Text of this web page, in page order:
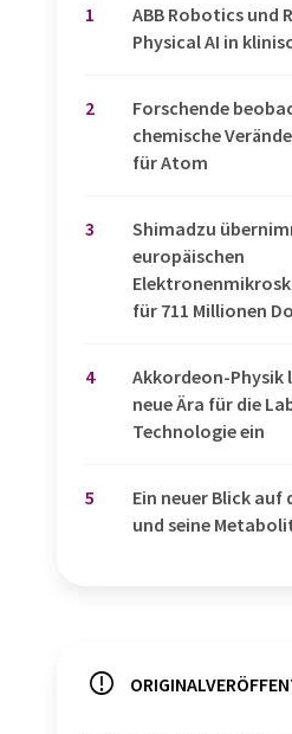
1
​​​​​​​ABB Robotics und
Physical AI in
2
Forschende
chemische
für Atom
3
Shimadzu
europäischen
für 711 Millionen
4
Akkordeon-Physik
neue Ära für die
Technologie ein
5
Ein neuer Blick auf
und seine